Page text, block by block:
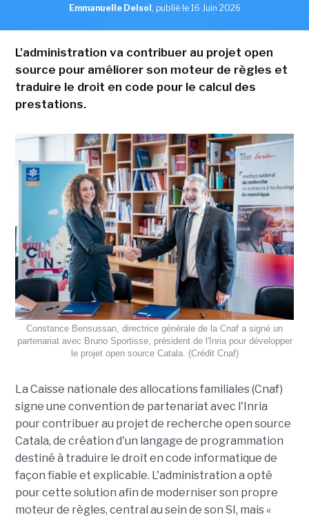
Emmanuelle Delsol , publié le 16 Juin 2026
L'administration va contribuer au projet open
source pour améliorer son moteur de règles et
traduire le droit en code pour le calcul des
prestations.
Constance Bensussan, directrice générale de la Cnaf a signé un
partenariat avec Bruno Sportisse, président de l'Inria pour développer
le projet open source Catala. (Crédit Cnaf)
La Caisse nationale des allocations familiales (Cnaf)
signe une convention de partenariat avec l'Inria
pour contribuer au projet de recherche open source
Catala, de création d'un langage de programmation
destiné à traduire le droit en code informatique de
façon fiable et explicable. L'administration a opté
pour cette solution afin de moderniser son propre
moteur de règles, central au sein de son SI, mais «